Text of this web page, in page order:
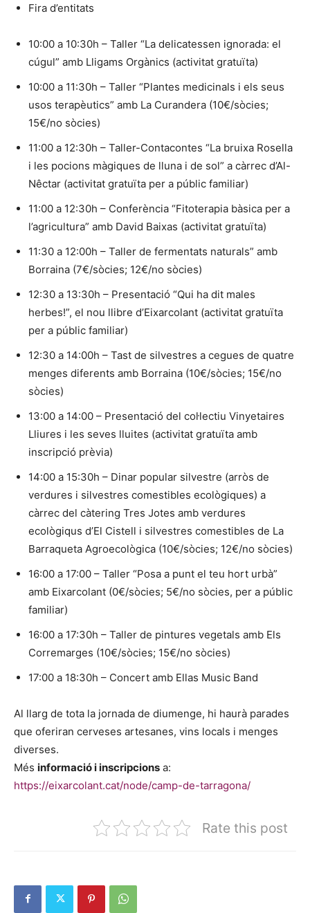
Fira d’entitats
10:00 a 10:30h – Taller “La delicatessen ignorada: el
cúgul” amb Lligams Orgànics (activitat gratuïta)
10:00 a 11:30h – Taller “Plantes medicinals i els seus
usos terapèutics” amb La Curandera (10€/sòcies;
15€/no sòcies)
11:00 a 12:30h – Taller-Contacontes “La bruixa Rosella
i les pocions màgiques de lluna i de sol” a càrrec d’Al-
Nêctar (activitat gratuïta per a públic familiar)
11:00 a 12:30h – Conferència “Fitoterapia bàsica per a
l’agricultura” amb David Baixas (activitat gratuïta)
11:30 a 12:00h – Taller de fermentats naturals” amb
Borraina (7€/sòcies; 12€/no sòcies)
12:30 a 13:30h – Presentació “Qui ha dit males
herbes!”, el nou llibre d’Eixarcolant (activitat gratuïta
per a públic familiar)
12:30 a 14:00h – Tast de silvestres a cegues de quatre
menges diferents amb Borraina (10€/sòcies; 15€/no
sòcies)
13:00 a 14:00 – Presentació del col·lectiu Vinyetaires
Lliures i les seves lluites (activitat gratuïta amb
inscripció prèvia)
14:00 a 15:30h – Dinar popular silvestre (arròs de
verdures i silvestres comestibles ecològiques) a
càrrec del càtering Tres Jotes amb verdures
ecològiqus d’El Cistell i silvestres comestibles de La
Barraqueta Agroecològica (10€/sòcies; 12€/no sòcies)
16:00 a 17:00 – Taller “Posa a punt el teu hort urbà”
amb Eixarcolant (0€/sòcies; 5€/no sòcies, per a públic
familiar)
16:00 a 17:30h – Taller de pintures vegetals amb Els
Corremarges (10€/sòcies; 15€/no sòcies)
17:00 a 18:30h – Concert amb Ellas Music Band
Al llarg de tota la jornada de diumenge, hi haurà parades
que oferiran cerveses artesanes, vins locals i menges
diverses.
Més informació i inscripcions a:
https://eixarcolant.cat/node/camp-de-tarragona/
Rate this post